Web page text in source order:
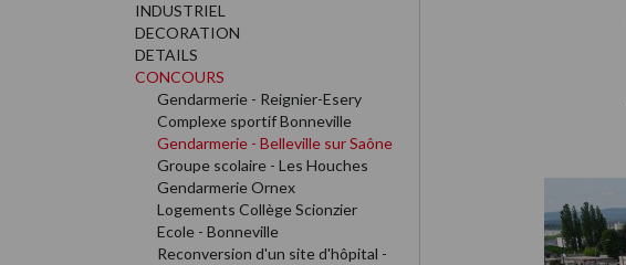
INDUSTRIEL
DECORATION
DETAILS
CONCOURS
Gendarmerie - Reignier-Esery
Complexe sportif Bonneville
Gendarmerie - Belleville sur Saône
Groupe scolaire - Les Houches
Gendarmerie Ornex
Logements Collège Scionzier
Ecole - Bonneville
Reconversion d'un site d'hôpital -